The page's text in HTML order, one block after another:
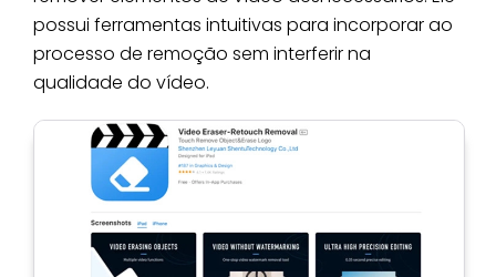
possui ferramentas intuitivas para incorporar ao
processo de remoção sem interferir na
qualidade do vídeo.